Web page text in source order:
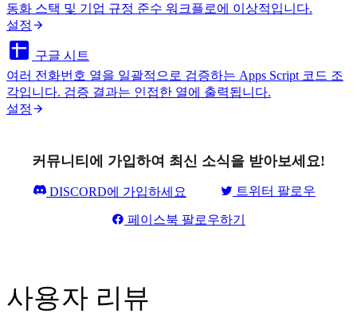
동화 스택 및 기업 규정 준수 워크플로에 이상적입니다.
설정
구글 시트
여러 전화번호 열을 일괄적으로 검증하는 Apps Script 코드 조
각입니다. 검증 결과는 인접한 열에 출력됩니다.
설정
커뮤니티에 가입하여 최신 소식을 받아보세요!
DISCORD에 가입하세요 트위터 팔로우
페이스북 팔로우하기
사용자 리뷰